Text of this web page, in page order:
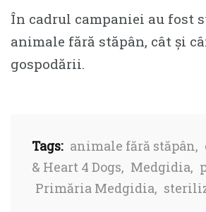
În cadrul campaniei au fost
animale fără stăpân, cât și
gospodării.
Tags: animale fără stăpân,
& Heart 4 Dogs, Medgidia,
Primăria Medgidia,